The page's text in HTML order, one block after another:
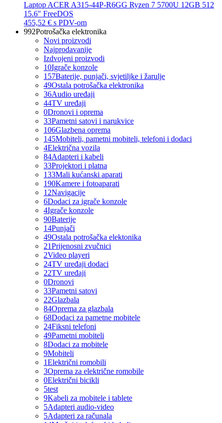
Laptop ACER A315-44P-R6GG Ryzen 7 5700U 12GB 512
15.6" FreeDOS
455,52 € s PDV-om
992Potrošačka elektronika
Novi proizvodi
Najprodavanije
Izdvojeni proizvodi
10Igrače konzole
157Baterije, punjači, svjetiljke i žarulje
49Ostala potrošačka elektronika
36Audio uređaji
44TV uređaji
0Dronovi i oprema
33Pametni satovi i narukvice
106Glazbena oprema
145Mobiteli, pametni mobiteli, telefoni i dodaci
4Električna vozila
84Adapteri i kabeli
33Projektori i platna
133Mali kućanski aparati
190Kamere i fotoaparati
12Navigacije
6Dodaci za igrače konzole
4Igrače konzole
90Baterije
14Punjači
49Ostala potrošačka elektonika
21Prijenosni zvučnici
2Video playeri
24TV uređaji dodaci
22TV uređaji
0Dronovi
33Pametni satovi
22Glazbala
84Oprema za glazbala
68Dodaci za pametne mobitele
24Fiksni telefoni
49Pametni mobiteli
8Dodaci za mobitele
9Mobiteli
1Električni romobili
3Oprema za električne romobile
0Električni bicikli
5test
9Kabeli za mobitele i tablete
5Adapteri audio-video
5Adapteri za računala